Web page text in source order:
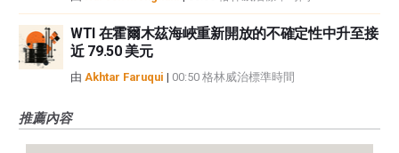
WTI 在霍爾木茲海峽重新開放的不確定性中升至接
近 79.50 美元
由 Akhtar Faruqui | 00:50 格林威治標準時間
推薦內容